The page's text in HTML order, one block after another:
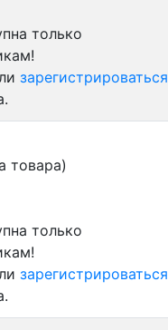
только
зарегистрироваться
товара)
только
зарегистрироваться